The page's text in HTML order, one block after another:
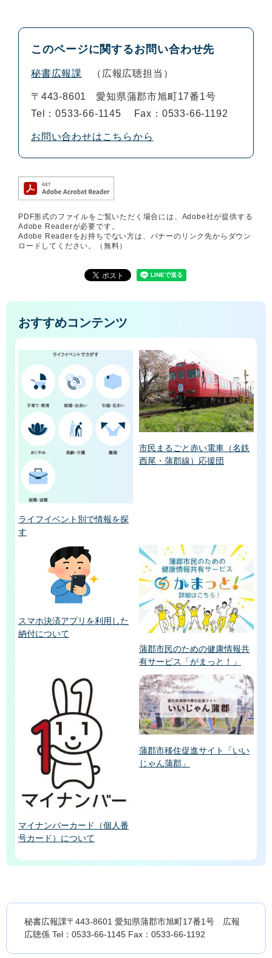
このページに関するお問い合わせ先
秘書広報課 広報広聴担当
〒443-8601
愛知県蒲郡市旭町17番1号
Tel：0533-66-1145
Fax：0533-66-1192
お問い合わせはこちらから
PDF形式のファイルをご覧いただく場合には、Adobe社が提供する
Adobe Readerが必要です。
Adobe Readerをお持ちでない方は、バナーのリンク先からダウン
ロードしてください。（無料）
おすすめコンテンツ
ライフイベント別で情報を探
す
市民まるごと赤い電車（名鉄
西尾・蒲郡線）応援団
スマホ決済アプリを利用した
納付について
蒲郡市民のための健康情報共
有サービス「がまっと！」
マイナンバーカード（個人番
号カード）について
蒲郡市移住促進サイト「いい
じゃん蒲郡」
秘書広報課〒443-8601 愛知県蒲郡市旭町17番1号 広報
広聴係 Tel：0533-66-1145 Fax：0533-66-1192